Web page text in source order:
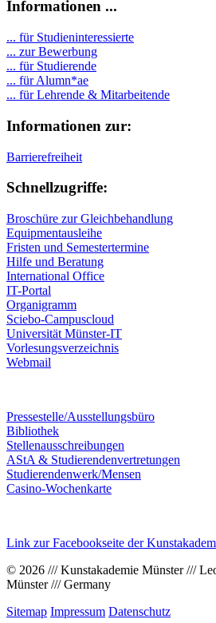
Informationen ...
... für Studieninteressierte
... zur Bewerbung
... für Studierende
... für Alumn*ae
... für Lehrende & Mitarbeitende
Informationen zur:
Barrierefreiheit
Schnellzugriffe:
Broschüre zur Gleichbehandlung
Equipmentausleihe
Fristen und Semestertermine
Hilfe und Beratung
International Office
IT-Portal
Organigramm
Sciebo-Campuscloud
Universität Münster-IT
Vorlesungsverzeichnis
Webmail
Pressestelle/Ausstellungsbüro
Bibliothek
Stellenausschreibungen
AStA & Studierendenvertretungen
Studierendenwerk/Mensen
Casino-Wochenkarte
Link zur Facebookseite der
© 2026 /// Kunstakademie Münster ///
Münster /// Germany
Sitemap Impressum Datenschutz